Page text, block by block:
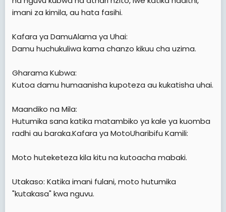
imani za kimila, au hata fasihi.
Kafara ya DamuAlama ya Uhai:
Damu huchukuliwa kama chanzo kikuu cha uzima.
Gharama Kubwa:
Kutoa damu humaanisha kupoteza au kukatisha uhai.
Maandiko na Mila:
Hutumika sana katika matambiko ya kale ya kuomba
radhi au baraka.Kafara ya MotoUharibifu Kamili:
Moto huteketeza kila kitu na kutoacha mabaki.
Utakaso: Katika imani fulani, moto hutumika
"kutakasa" kwa nguvu.